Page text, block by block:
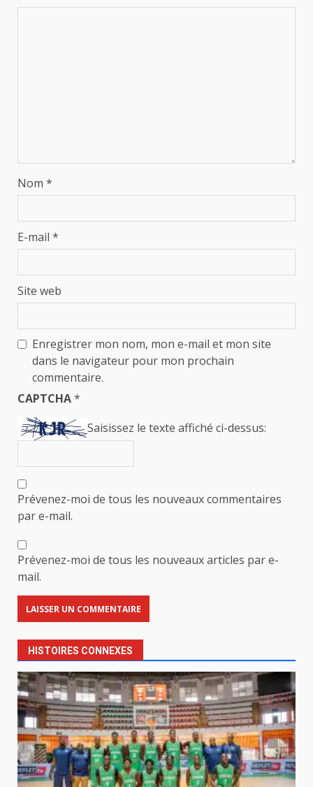
Nom *
E-mail *
Site web
Enregistrer mon nom, mon e-mail et mon site
dans le navigateur pour mon prochain
commentaire.
CAPTCHA*
Saisissez le texte affiché ci-dessus:
Prévenez-moi de tous les nouveaux commentaires
par e-mail.
Prévenez-moi de tous les nouveaux articles par e-
mail.
HISTOIRES CONNEXES